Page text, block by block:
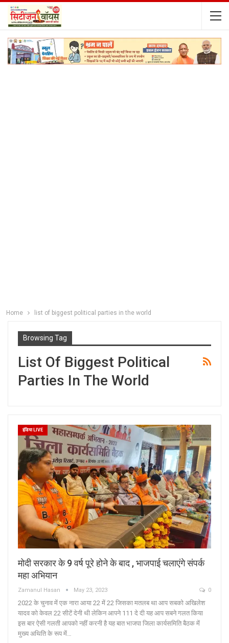
Home list of biggest political parties in the world
Browsing Tag
List Of Biggest Political
Parties In The World
इंडिया LIVE
मोदी सरकार के 9 वर्ष पूरे होने के बाद , भाजपाई चलाएंगे संपर्क
महा अभियान
Zamanul Hasan May 23, 2023 0
2022 के चुनाव में एक नारा आया 22 में 22 जिसका मतलब था आप सबको अखिलेश
यादव को केवल 22 सीटें देनी थी लेकिन आपने 111 दे दी यह आप सबने गलत किया
इस बार ऐसी गलती आपको नहीं करनी है यह बात भाजपा जिला कार्यसमिति बैठक में
मुख्य अथिति के रूप में…